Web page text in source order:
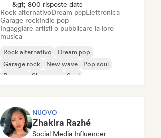
&gt; 800 risposte date
Rock alternativoDream popElettronica
Garage rockIndie pop
Ingaggiare artisti o pubblicare la loro
musica
Rock alternativo
Dream pop
Garage rock
New wave
Pop soul
Reggae
Shoegaze Soul
NUOVO
Zhakira Razhé
Social Media Influencer